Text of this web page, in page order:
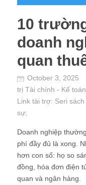
10
doanh
quan
October 3, 2025
trị Tài chính - Kế
Link tài trợ: Seri
sự;
Doanh nghiệp
phí đầy đủ là xong.
hơn con số: họ so
đồng, hóa đơn điện
quan và ngân hàng.